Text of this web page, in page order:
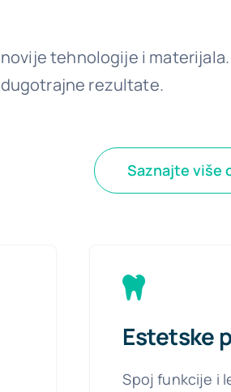
tehnologije i materijala.
rezultate.
Saznajte više
Estetske
Spoj funkcije i